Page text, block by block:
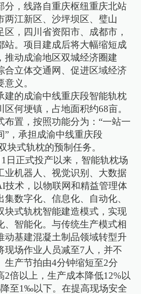
分，线路自重庆枢纽重庆北站
两江新区、沙坪坝区、璧山
区，四川省资阳市、成都市，
站。项目建成后将大幅缩短成
推动成渝地区双城经济圈建
合立体交通网、促进区域经济
义。
建的成渝中线重庆段智能轨枕
何埂镇，占地面积约68亩。
布置，按照功能分为：“一站一
”，承担成渝中线重庆段
块式轨枕的预制任务。
1日正式投产以来，智能轨枕场
业机器人、视觉识别、大数据
技术，以物联网和精益管理体
数字化、信息化、自动化、
块式轨枕智能建造模式，实现
、智能化。与传统生产模式相
动基建混凝土制品领域转型升
现场作业人员减至7人，并不
生产节拍由4分钟缩短至2分
2倍以上，生产成本降低12%以
至1‰以下。在提高现场安全